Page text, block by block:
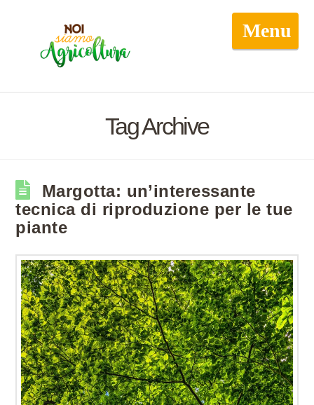
Tag Archive
Margotta: un’interessante
tecnica di riproduzione per le tue
piante